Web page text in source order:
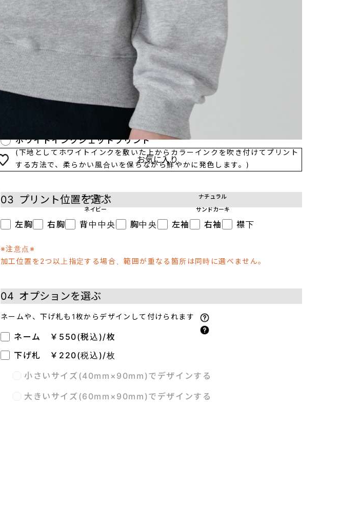
お気に入り
チャコール
ナチュラル
ネイビー
サンドカーキ
02 プリント方法を選ぶ
プリント方法の詳細
オンデマンド転写
(インクを専用フィルムに印刷して熱で圧着する方法で、カラフルで複雑な柄を
プリントしたい方におすすめです。)
ホワイトインクジェットプリント
(下地としてホワイトインクを敷いた上からカラーインクを吹き付けてプリント
する方法で、柔らかい風合いを保ちながら鮮やかに発色します。)
03 プリント位置を選ぶ
左胸 右胸 背中中央 胸中央 左袖 右袖 襟下
※注意点※
加工位置を2つ以上指定する場合、範囲が重なる箇所は同時に選べません。
04 オプションを選ぶ
ネームや、下げ札も1枚からデザインして付けられます
ネーム ￥550(税込)/枚
下げ札 ￥220(税込)/枚
小さいサイズ(40mm×90mm)でデザインする
大きいサイズ(60mm×90mm)でデザインする